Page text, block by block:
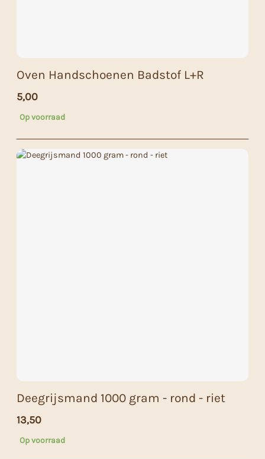
Oven Handschoenen Badstof L+R
5,00
Op voorraad
Deegrijsmand 1000 gram - rond - riet
13,50
Op voorraad